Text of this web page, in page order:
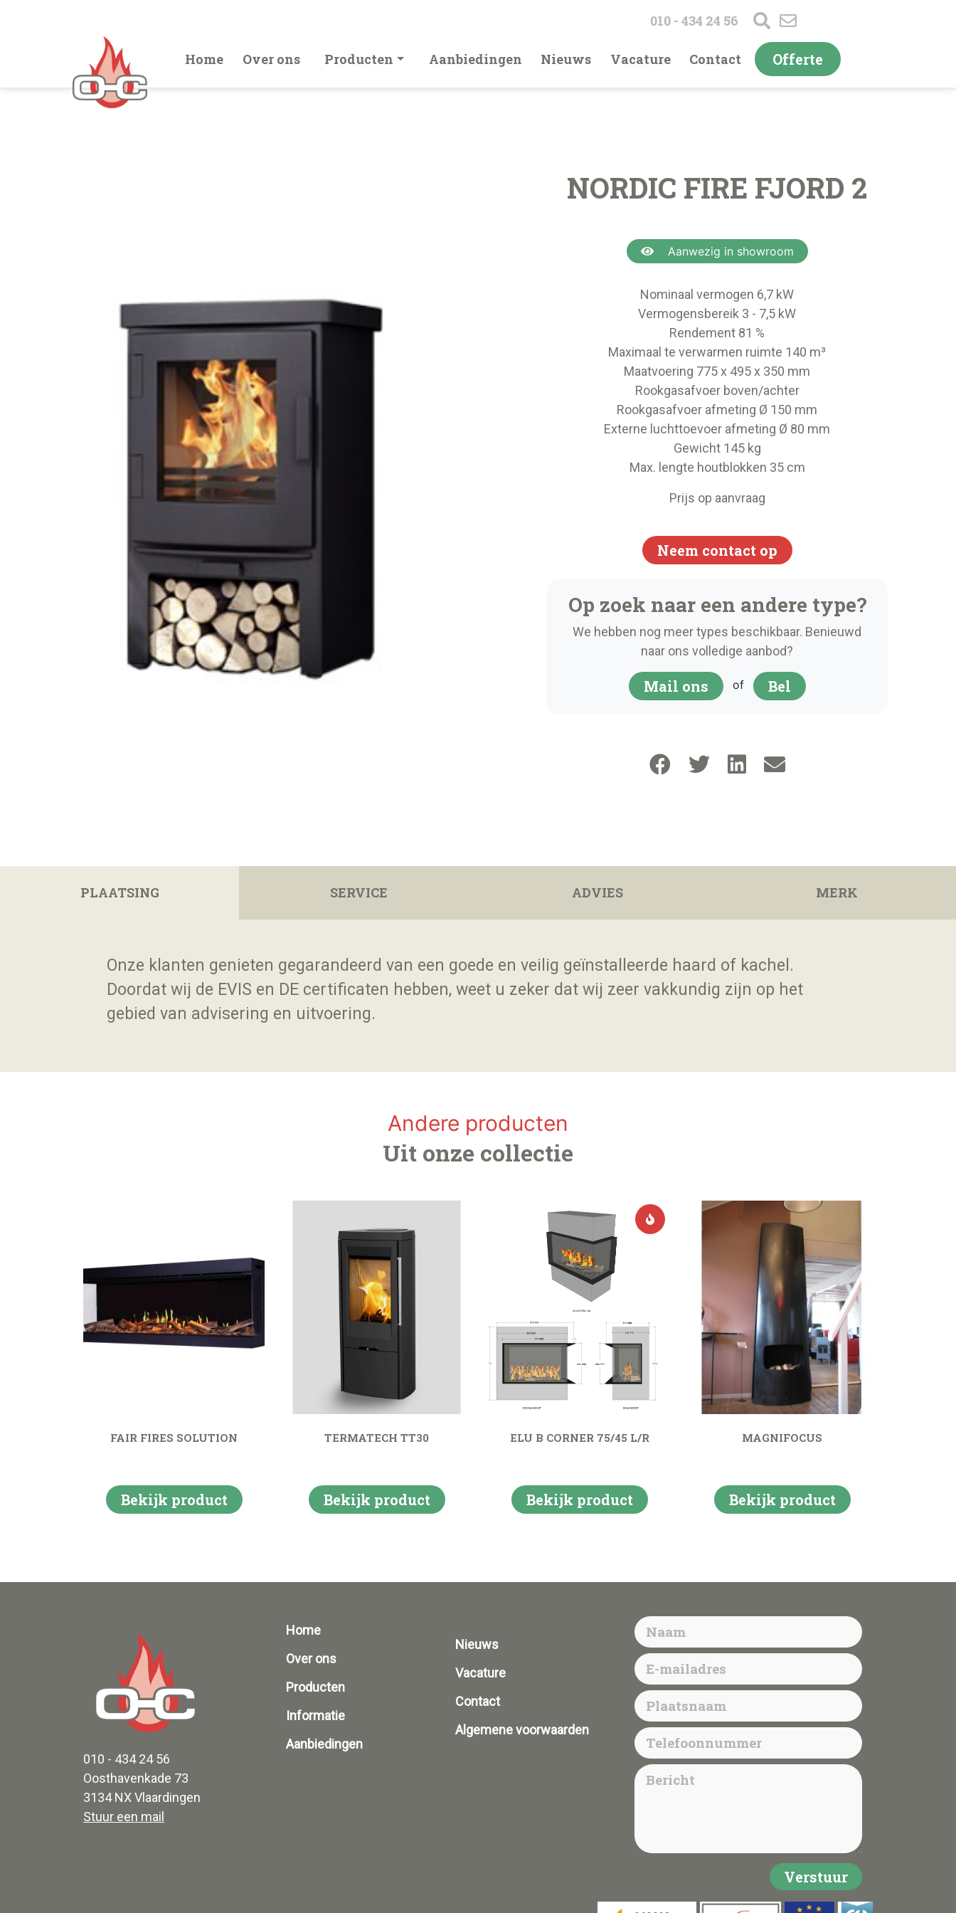
010 - 434 24 56
Home Over ons Producten Aanbiedingen Nieuws Vacature Contact Offerte
NORDIC FIRE FJORD 2
Aanwezig in showroom
Nominaal vermogen 6,7 kW
Vermogensbereik 3 - 7,5 kW
Rendement 81 %
Maximaal te verwarmen ruimte 140 m³
Maatvoering 775 x 495 x 350 mm
Rookgasafvoer boven/achter
Rookgasafvoer afmeting Ø 150 mm
Externe luchttoevoer afmeting Ø 80 mm
Gewicht 145 kg
Max. lengte houtblokken 35 cm
Prijs op aanvraag
Neem contact op
Op zoek naar een andere type?
We hebben nog meer types beschikbaar. Benieuwd
naar ons volledige aanbod?
Mail ons of Bel
PLAATSING SERVICE ADVIES MERK
Onze klanten genieten gegarandeerd van een goede en veilig geïnstalleerde haard of kachel.
Doordat wij de EVIS en DE certificaten hebben, weet u zeker dat wij zeer vakkundig zijn op het
gebied van advisering en uitvoering.
Andere producten
Uit onze collectie
FAIR FIRES SOLUTION
Bekijk product
TERMATECH TT30
Bekijk product
ELU B CORNER 75/45 L/R
Bekijk product
MAGNIFOCUS
Bekijk product
010 - 434 24 56
Oosthavenkade 73
3134 NX Vlaardingen
Stuur een mail
Home
Over ons
Producten
Informatie
Aanbiedingen
Nieuws
Vacature
Contact
Algemene voorwaarden